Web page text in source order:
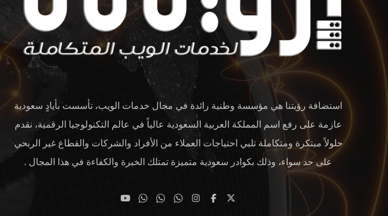
استضافة رؤيتنا هي مؤسسة وطنية رائدة في مجال خدمات الويب، تأسست بأيادٍ سعودية
عازمة على رفع اسم المملكة العربية السعودية عالياً في عالم التكنولوجيا الرقمية، نقدم
حلولاً مبتكرة ومتكاملة تلبي احتياجات العملاء من الأفراد والشركات والقطاع غير الربحي
على حد سواء، وذلك بكوادر سعودية متميزة تمتلك الخبرة والكفاءة في هذا المجال .